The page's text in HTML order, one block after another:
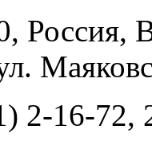
Россия,
2-16-72,